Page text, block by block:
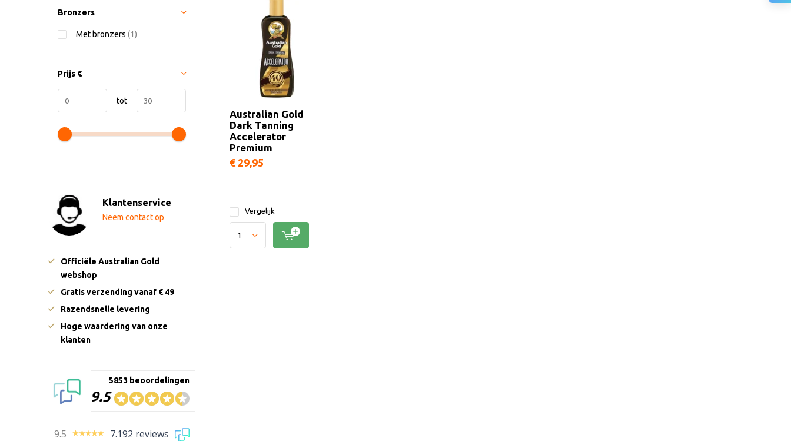
Australian Gold
Dark Tanning
Accelerator
Premium
€ 29,95
Vergelijk
Bronzers
Met bronzers (1)
Prijs €
tot
Klantenservice
Neem contact op
Officiële Australian Gold
webshop
Gratis verzending vanaf € 49
Razendsnelle levering
Hoge waardering van onze
klanten
9.5
5853 beoordelingen
9.5 7.192 reviews